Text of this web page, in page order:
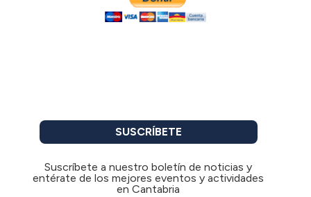
SUSCRÍBETE
Suscríbete a nuestro boletín de noticias y
entérate de los mejores eventos y actividades
en Cantabria